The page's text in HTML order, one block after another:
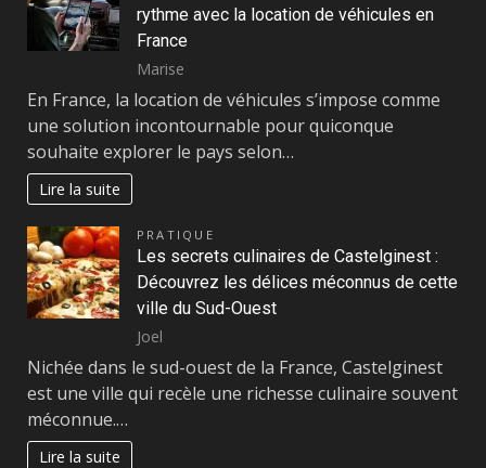
rythme avec la location de véhicules en
France
Marise
En France, la location de véhicules s’impose comme
une solution incontournable pour quiconque
souhaite explorer le pays selon…
Lire la suite
PRATIQUE
Les secrets culinaires de Castelginest :
Découvrez les délices méconnus de cette
ville du Sud-Ouest
Joel
Nichée dans le sud-ouest de la France, Castelginest
est une ville qui recèle une richesse culinaire souvent
méconnue.…
Lire la suite